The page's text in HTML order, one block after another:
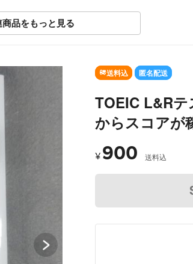
品をもっと見る
SOLD OUT
送料込 匿名配送
TOEIC L&R
からスコアが
¥ 900 送料込